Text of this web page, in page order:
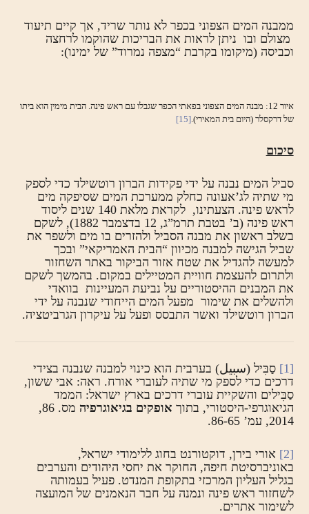
ממבנה המים הצפוני בכפר לא נותר שריד, אך קיים תיעוד
מצולם ובו ניתן לראות את הבריכות שהוקמו לרחצה
וכביסה (מיקומו בקרבת “מצפה נמרוד” של ימינו):
איור 12: מבנה המים הצפוני בפאתי הכפר שגבלו עם ראש פינה. הבית מימין הוא ביתו
של דרקסלר (היום בית המאירי).[15]
סיכום
סביל המים נבנה על ידי פקידות הברון רוטשילד כדי לספק
מי שתיה לג’אעונה כחלק ממערכת המים שסיפקה מים
לראש פינה. הצעתינו, לקראת מלאת 140 שנים ליסוד
ראש פינה (ב’ בטבת תרמ”ג, 12 בדצמבר 1882), לשקם
בשלב ראשון את מבנה הסביל ולהזרים בו מים ולשפר את
שביל הגישה למבנה מכיוון “הבית האמריקאי” ובכך
למעשה להגדיל את שטח אזור הביקור באתר השחזור
ולתרום להעצמת חוויית המטיילים במקום. בהמשך לשקם
את המבנים ההיסטוריים על נביעת המעיינות בוואדי
ולהשלים את שימור מפעל המים הייחודי שנבנה על ידי
הברון רוטשילד ואשר התבסס ופעל על עיקרון הגרביטציה.
[1]
סַבִּיל (سبيل) בערבית הוא כינוי למבנה שנבנה בצידי
דרכים כדי לספק מי שתיה לעוברי אורח. ראה: אבי ששון,
סַבִּילים והשקיית עוברי דרכים בארץ ישראל: הממד
הגיאוגרפי-היסטורי, בתוך אופקים בגיאוגרפיה
מס. 86,
2014, עמ’ 86-65.
[2]
אורי בירן, דוקטורנט בחוג ללימודי ישראל,
באוניברסיטת חיפה, החוקר את יחסי היהודים והערבים
בגליל העליון המרכזי בתקופת המנדט. פעיל בעמותה
לשחזור ראש פינה ונמנה על חבר הנאמנים של המועצה
לשימור אתרים.